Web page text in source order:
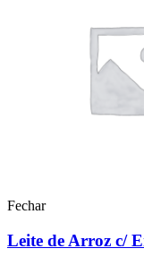
Fechar
Leite de Arroz c/